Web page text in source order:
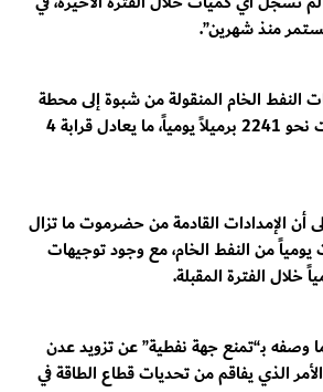
منذ شهرين”.
الخام المنقولة من شبوة إلى محطة
بترومسيلة في عدن بلغت نحو 2241 برميلاً يومياً، ما يعادل قرابة 4
أن الإمدادات القادمة من حضرموت ما تزال
5 قاطرات يومياً من النفط الخام، مع وجود توجيهات
بـ“تمنع جهة نفطية” عن تزويد عدن
الذي يفاقم من تحديات قطاع الطاقة في